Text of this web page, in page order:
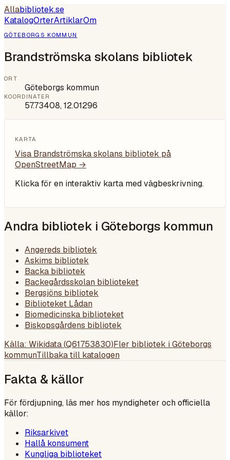
Allabibliotek.se
KatalogOrterArtiklarOm
GÖTEBORGS KOMMUN
Brandströmska skolans bibliotek
ORT
Göteborgs kommun
KOORDINATER
57.73408,12.01296
KARTA
Visa Brandströmska skolans bibliotek på
OpenStreetMap →
Klicka för en interaktiv karta med vägbeskrivning.
Andra bibliotek i Göteborgs kommun
Angereds bibliotek
Askims bibliotek
Backa bibliotek
Backegårdsskolan biblioteket
Bergsjöns bibliotek
Biblioteket Lådan
Biomedicinska biblioteket
Biskopsgårdens bibliotek
Källa: Wikidata (Q61753830)Fler bibliotek i Göteborgs
kommunTillbaka till katalogen
Fakta & källor
För fördjupning, läs mer hos myndigheter och officiella
källor:
Riksarkivet
Hallå konsument
Kungliga biblioteket